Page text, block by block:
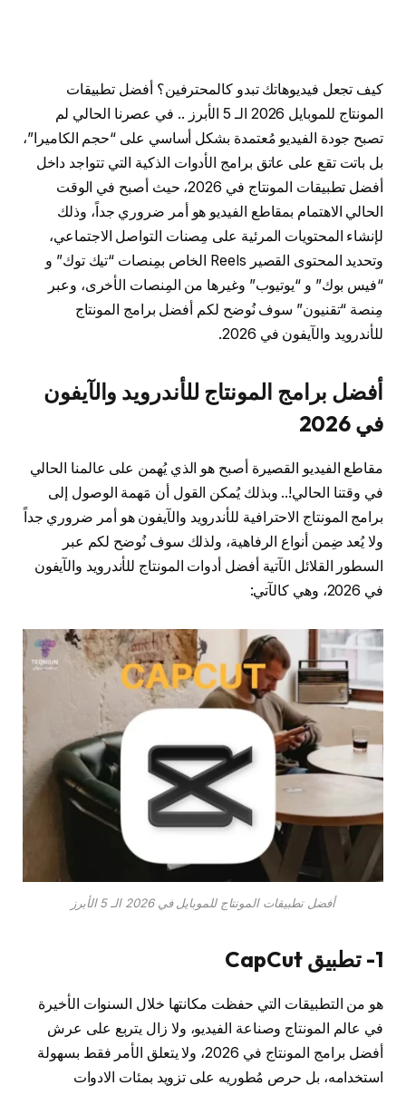
كيف تجعل فيديوهاتك تبدو كالمحترفين؟ أفضل تطبيقات
المونتاج للموبايل 2026 الـ 5 الأبرز .. في عصرنا الحالي لم
تصبح جودة الفيديو مُعتمدة بشكل أساسي على “حجم الكاميرا”،
بل باتت تقع على عاتق برامج الأدوات الذكية التي تتواجد داخل
أفضل تطبيقات المونتاج في 2026، حيث أصبح في الوقت
الحالي الاهتمام بمقاطع الفيديو هو أمر ضروري جداً، وذلك
لإنشاء المحتويات المرئية على مِصنات التواصل الاجتماعي،
وتحديد المحتوى القصير Reels الخاص بمِنصات “تيك توك” و
“فيس بوك” و “يوتيوب” وغيرها من المِنصات الأخرى، وعبر
مِنصة “تقنيون” سوف نُوضح لكم أفضل برامج المونتاج
للأندرويد والآيفون في 2026.
أفضل برامج المونتاج للأندرويد والآيفون
في 2026
مقاطع الفيديو القصيرة أصبح هو الذي يُهمن على عالمنا الحالي
في وقتنا الحالي!.. وبذلك يُمكن القول أن مَهمة الوصول إلى
برامج المونتاج الاحترافية للأندرويد والآيفون هو أمر ضروري جداً
ولا يُعد ضِمن أنواع الرفاهية، ولذلك سوف نُوضح لكم عبر
السطور القلائل الآتية أفضل أدوات المونتاج للأندرويد والآيفون
في 2026، وهي كالآتي:
أفضل تطبيقات المونتاج للموبايل في 2026 الـ 5 الأبرز
1- تطبيق CapCut
هو من التطبيقات التي حفظت مكانتها خلال السنوات الأخيرة
في عالم المونتاج وصناعة الفيديو، ولا زال يتربع على عرش
أفضل برامج المونتاج في 2026، ولا يتعلق الأمر فقط بسهولة
استخدامه، بل حرص مُطوريه على تزويد بمئات الادوات